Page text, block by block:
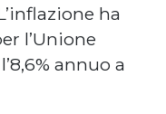
ha
l’Unione
annuo a